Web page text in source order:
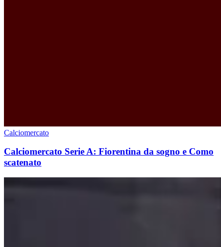
Calciomercato
Calciomercato Serie A: Fiorentina da sogno e Como
scatenato